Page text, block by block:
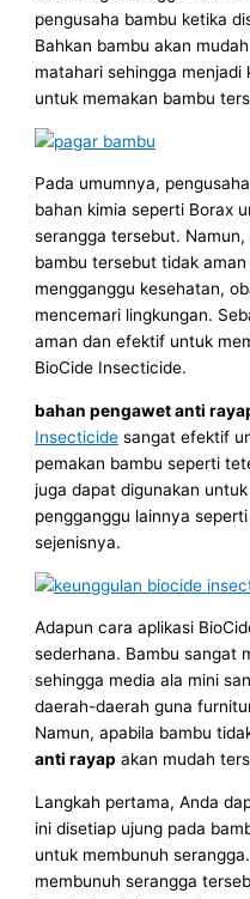
pengusaha bambu ketika
Bahkan bambu akan
matahari sehingga menjadi
untuk memakan bambu
Pada umumnya,
bahan kimia seperti Borax
serangga tersebut.
bambu tersebut tidak
mengganggu kesehatan,
mencemari lingkungan.
aman dan efektif untuk
BioCide Insecticide.
bahan pengawetanti
Insecticide sangat efektif
pemakan bambu seperti
juga dapat digunakan
pengganggu lainnya
sejenisnya.
Adapun cara aplikasi
sederhana. Bambu sangat
sehingga media ala mini
daerah-daerah guna
Namun, apabila bambu
anti rayap akan mudah
Langkah pertama, Anda
ini disetiap ujung pada
untuk membunuh
membunuh serangga